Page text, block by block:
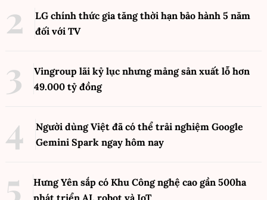
LG chính thức gia tăng thời hạn bảo hành 5 năm
đối với TV
Vingroup lãi kỷ lục nhưng mảng sản xuất lỗ hơn
49.000 tỷ đồng
Người dùng Việt đã có thể trải nghiệm Google
Gemini Spark ngay hôm nay
Hưng Yên sắp có Khu Công nghệ cao gần 500ha
phát triển AI, robot và IoT